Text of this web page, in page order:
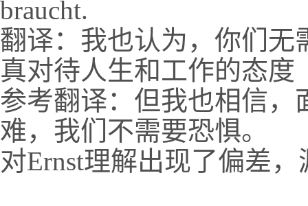
braucht.
翻译：我也认为，你们无
真对待人生和工作的态度
参考翻译：但我也相信，
难，我们不需要恐惧。
对Ernst理解出现了偏差，